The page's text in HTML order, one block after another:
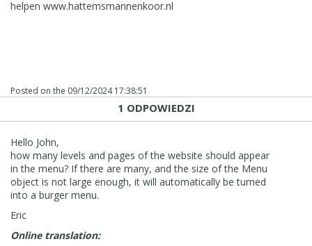
helpen www.hattemsmannenkoor.nl
Posted on the 09/12/2024 17:38:51
1 ODPOWIEDZI
Hello John,
how many levels and pages of the website should appear
in the menu? If there are many, and the size of the Menu
object is not large enough, it will automatically be turned
into a burger menu.
Eric
Online translation: